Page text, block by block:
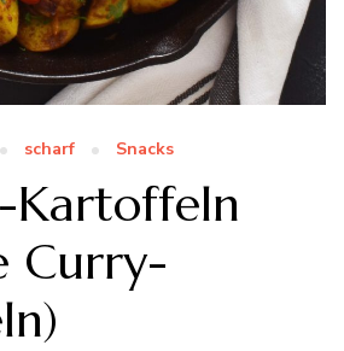
scharf Snacks
Kartoffeln
Curry-